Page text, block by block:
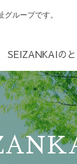
ループです。
社是 沿革
SEIZANKAIの
フォトコンテス
つのサポート
太白区